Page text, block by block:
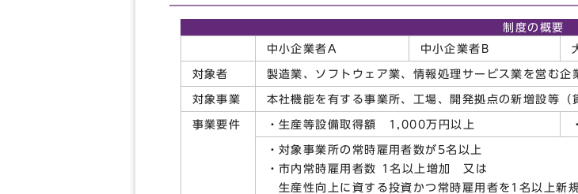
制度の概要
中小企業者A
中小企業者B
対象者 製造業、ソフトウェア業、情報処理サービス業を営む企
対象事業 本社機能を有する事業所、工場、開発拠点の新増設等（
事業要件 ・生産等設備取得額 1,000万円以上
・対象事業所の常時雇用者数が5名以上
・市内常時雇用者数 1名以上増加 又は
生産性向上に資する投資かつ常時雇用者を1名以上新